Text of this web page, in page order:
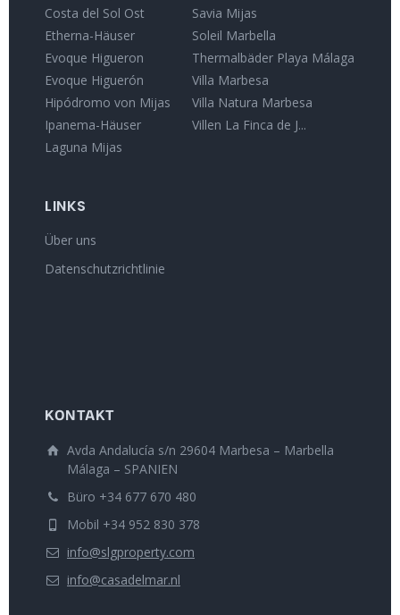
Costa del Sol Ost
Etherna-Häuser
Evoque Higueron
Evoque Higuerón
Hipódromo von Mijas
Ipanema-Häuser
Laguna Mijas
Savia Mijas
Soleil Marbella
Thermalbäder Playa Málaga
Villa Marbesa
Villa Natura Marbesa
Villen La Finca de J...
LINKS
Über uns
Datenschutzrichtlinie
KONTAKT
Avda Andalucía s/n 29604 Marbesa – Marbella
Málaga – SPANIEN
Büro +34 677 670 480
Mobil +34 952 830 378
info@slgproperty.com
info@casadelmar.nl